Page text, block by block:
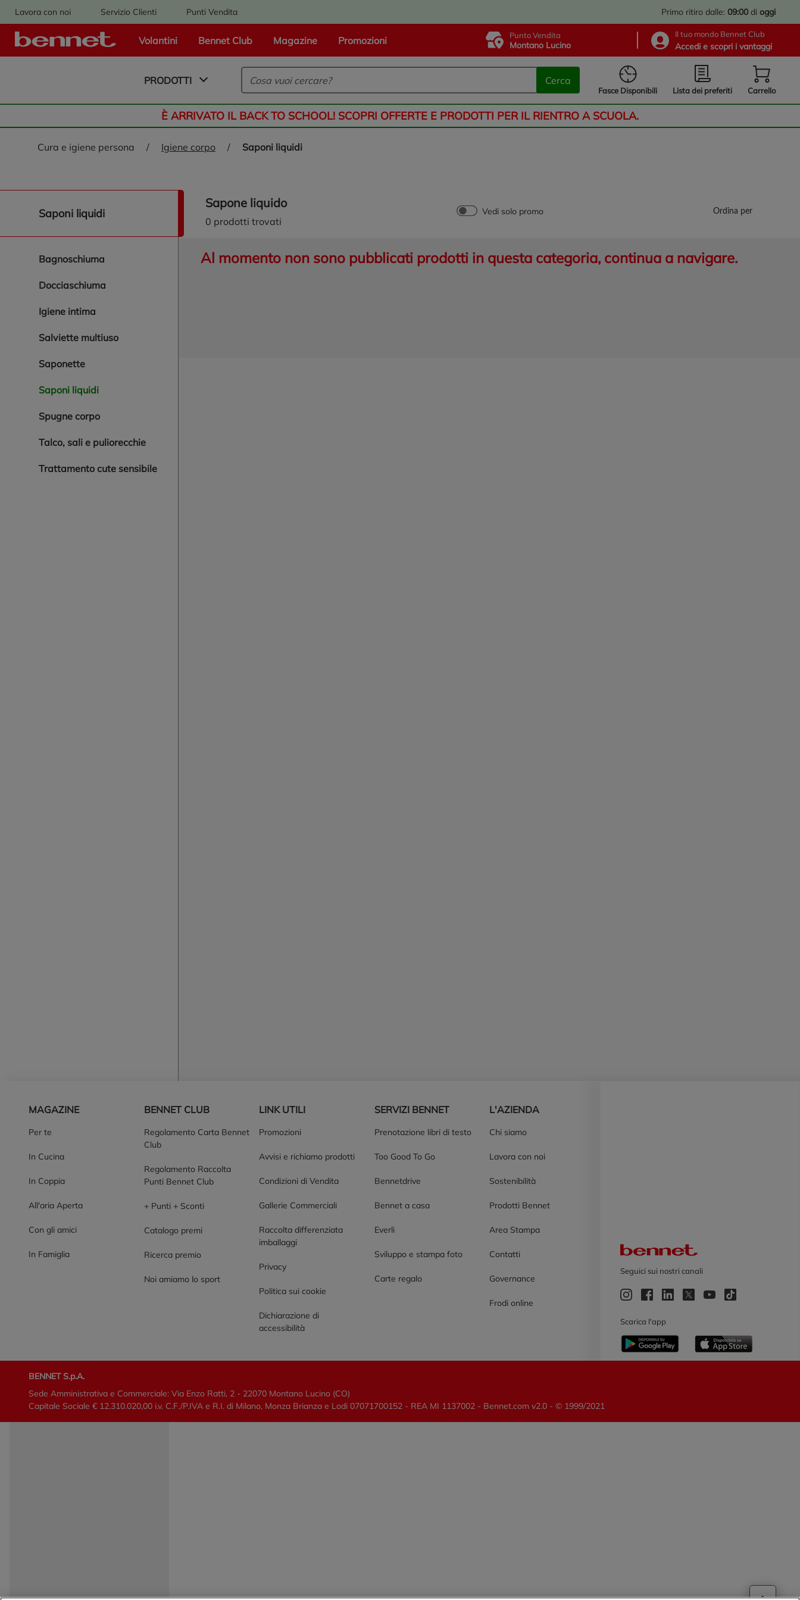
Lavora con noi Servizio Clienti Punti Vendita Primo ritiro dalle: 09:00 di oggi
Volantini Bennet Club Magazine Promozioni Punto Vendita
Montano Lucino
Il tuo mondo Bennet Club
Accedi e scopri i vantaggi
Logo Bennet - Torna alla homepage
PRODOTTI Cerca
Fasce Disponibili Lista dei preferiti Carrello
È ARRIVATO IL BACK TO SCHOOL! SCOPRI OFFERTE E PRODOTTI PER IL RIENTRO A SCUOLA.
cura e igiene persona / igiene corpo / saponi liquidi
naviga/filtra saponi liquidi
saponi liquidi
bagnoschiuma
docciaschiuma
igiene intima
salviette multiuso
saponette
saponi liquidi
spugne corpo
talco, sali e puliorecchie
trattamento cute sensibile
sapone liquido
0 prodotti trovati
Vedi solo promo Ordina per
Al momento non sono pubblicati prodotti in questa categoria, continua a navigare.
MAGAZINE
Per te
In Cucina
In Coppia
All'aria Aperta
Con gli amici
In Famiglia
BENNET CLUB
Regolamento Carta Bennet
Club
Regolamento Raccolta
Punti Bennet Club
+ Punti + Sconti
Catalogo premi
Ricerca premio
Noi amiamo lo sport
LINK UTILI
Promozioni
Avvisi e richiamo prodotti
Condizioni di Vendita
Gallerie Commerciali
Raccolta differenziata
imballaggi
Privacy
Politica sui cookie
Dichiarazione di
accessibilità
SERVIZI BENNET
Prenotazione libri di testo
Too Good To Go
Bennetdrive
Bennet a casa
Everli
Sviluppo e stampa foto
Carte regalo
L'AZIENDA
Chi siamo
Lavora con noi
Sostenibilità
Prodotti Bennet
Area Stampa
Contatti
Governance
Frodi online
Seguici sui nostri canali
Scarica l'app
BENNET S.p.A.
Sede Amministrativa e Commerciale: Via Enzo Ratti, 2 - 22070 Montano Lucino (CO)
Capitale Sociale € 12.310.020,00 i.v. C.F./P.IVA e R.I. di Milano, Monza Brianza e Lodi 07071700152 - REA MI 1137002 - Bennet.com v2.0 - © 1999/2021